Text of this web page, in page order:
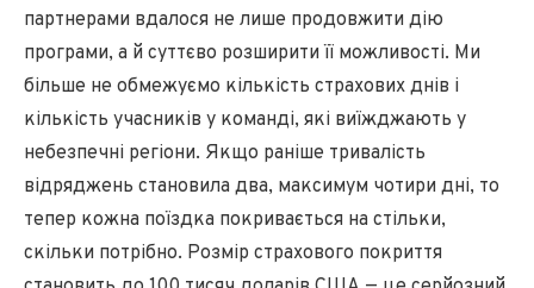
партнерами вдалося не лише продовжити дію
програми, а й суттєво розширити її можливості. Ми
більше не обмежуємо кількість страхових днів і
кількість учасників у команді, які виїжджають у
небезпечні регіони. Якщо раніше тривалість
відряджень становила два, максимум чотири дні, то
тепер кожна поїздка покривається на стільки,
скільки потрібно. Розмір страхового покриття